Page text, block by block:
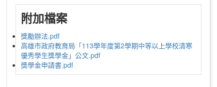
附加檔案
獎勵辦法.pdf
高雄市政府教育局「113學年度第2學期中等以上學校清寒
優秀學生獎學金」公文.pdf
獎學金申請書.pdf